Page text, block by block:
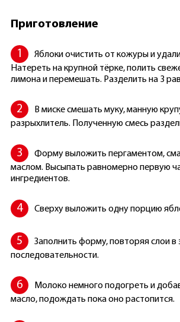
Приготовление
Яблоки очистить от кожуры и
Натереть на крупной тёрке, полить
лимона и перемешать. Разделить на 3
В миске смешать муку, манную
разрыхлитель. Полученную смесь
Форму выложить пергаментом,
маслом. Высыпать равномерно первую
ингредиентов.
Сверху выложить одну порцию
Заполнить форму, повторяя слои в
последовательности.
Молоко немного подогреть и
масло, подождать пока оно растопится.